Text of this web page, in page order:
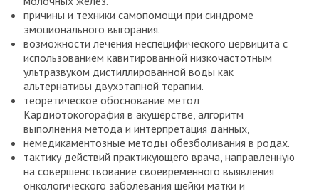
причины и техники самопомощи при синдроме
эмоционального выгорания.
возможности лечения неспецифического цервицита с
использованием кавитированной низкочастотным
ультразвуком дистиллированной воды как
альтернативы двухэтапной терапии.
теоретическое обоснование метод
Кардиотокогорафия в акушерстве, алгоритм
выполнения метода и интерпретация данных,
немедикаментозные методы обезболивания в родах.
тактику действий практикующего врача, направленную
на совершенствование своевременного выявления
онкологического заболевания шейки матки и